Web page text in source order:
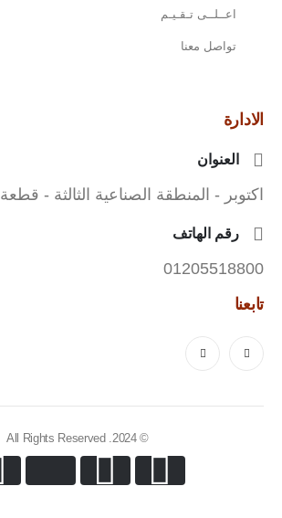
اعــلــى تـقـيـم
تواصل معنا
الادارة
العنوان
اكتوبر - المنطقة الصناعية الثالثة - قطعة ٤٢٤ مصنع ١
رقم الهاتف
01205518800
تابعنا
© 2024. All Rights Reserved